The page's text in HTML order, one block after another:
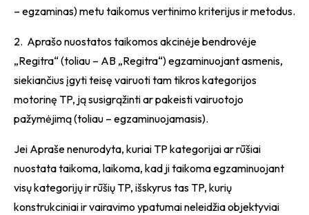
– egzaminas) metu taikomus vertinimo kriterijus ir metodus.
2. Aprašo nuostatos taikomos akcinėje bendrovėje
„Regitra“ (toliau – AB „Regitra“) egzaminuojant asmenis,
siekiančius įgyti teisę vairuoti tam tikros kategorijos
motorinę TP, ją susigrąžinti ar pakeisti vairuotojo
pažymėjimą (toliau – egzaminuojamasis).
Jei Apraše nenurodyta, kuriai TP kategorijai ar rūšiai
nuostata taikoma, laikoma, kad ji taikoma egzaminuojant
visų kategorijų ir rūšių TP, išskyrus tas TP, kurių
konstrukciniai ir vairavimo ypatumai neleidžia objektyviai